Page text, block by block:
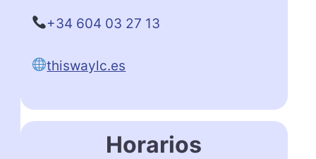
+34 604 03 27 13
thiswaylc.es
Horarios